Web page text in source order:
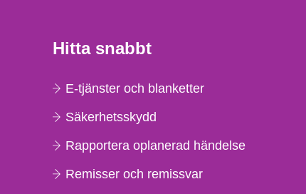
Hitta snabbt
E-tjänster och blanketter
Säkerhetsskydd
Rapportera oplanerad händelse
Remisser och remissvar